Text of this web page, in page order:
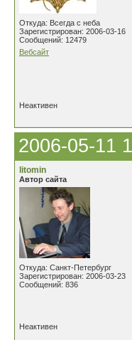
Откуда: Всегда с неба
Зарегистрирован: 2006-03-16
Сообщений: 12479
Вебсайт
Неактивен
2006-05-11
litomin
Автор сайта
Откуда: Санкт-Петербург
Зарегистрирован: 2006-03-23
Сообщений: 836
Неактивен